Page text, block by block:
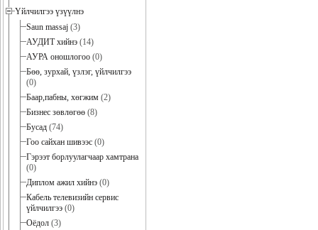
Үйлчилгээ үзүүлнэ
Saun massaj (3)
АУДИТ хийнэ (14)
АУРА оношлогоо (0)
Бөө, зурхай, үзлэг, үйлчилгээ
(0)
Баар,пабны, хөгжим (2)
Бизнес зөвлөгөө (8)
Бусад (74)
Гоо сайхан шивээс (0)
Гэрээт борлуулагчаар хамтрана
(0)
Диплом ажил хийнэ (0)
Кабель телевизийн сервис
үйлчилгээ (0)
Оёдол (3)